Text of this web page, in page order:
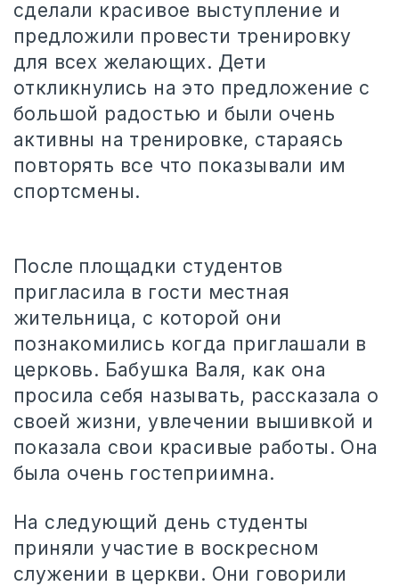
сделали красивое выступление и
предложили провести тренировку
для всех желающих. Дети
откликнулись на это предложение с
большой радостью и были очень
активны на тренировке, стараясь
повторять все что показывали им
спортсмены.
После площадки студентов
пригласила в гости местная
жительница, с которой они
познакомились когда приглашали в
церковь. Бабушка Валя, как она
просила себя называть, рассказала о
своей жизни, увлечении вышивкой и
показала свои красивые работы. Она
была очень гостеприимна.
На следующий день студенты
приняли участие в воскресном
служении в церкви. Они говорили